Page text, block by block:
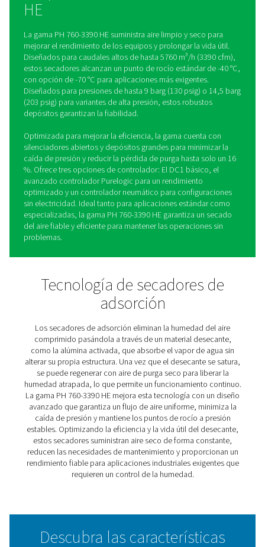
Secadores de adsorción sin
regeneración térmica con
recipiente soldado PH 760-
HE
La gama PH 760-3390 HE suministra aire limpio y seco
mejorar el rendimiento de los equipos y prolongar la
Diseñados para caudales altos de hasta 5760 m³/h
estos secadores alcanzan un punto de rocío estándar
con opción de -70 °C para aplicaciones más exigentes.
Diseñados para presiones de hasta 9 barg (130 psig) o
(203 psig) para variantes de alta presión, estos robustos
depósitos garantizan la fiabilidad.
silenciadores abiertos y depósitos grandes para
%. Ofrece tres opciones de controlador: El DC1